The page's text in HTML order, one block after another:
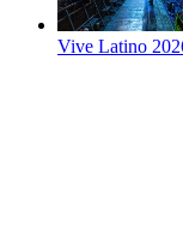
Vive Latino